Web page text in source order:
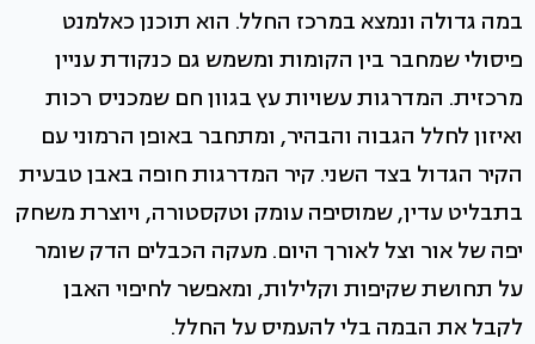
במה גדולה ונמצא במרכז החלל. הוא תוכנן כאלמנט
פיסולי שמחבר בין הקומות ומשמש גם כנקודת עניין
מרכזית. המדרגות עשויות עץ בגוון חם שמכניס רכות
ואיזון לחלל הגבוה והבהיר, ומתחבר באופן הרמוני עם
הקיר הגדול בצד השני. קיר המדרגות חופה באבן טבעית
בתבליט עדין, שמוסיפה עומק וטקסטורה, ויוצרת משחק
יפה של אור וצל לאורך היום. מעקה הכבלים הדק שומר
על תחושת שקיפות וקלילות, ומאפשר לחיפוי האבן
לקבל את הבמה בלי להעמיס על החלל.